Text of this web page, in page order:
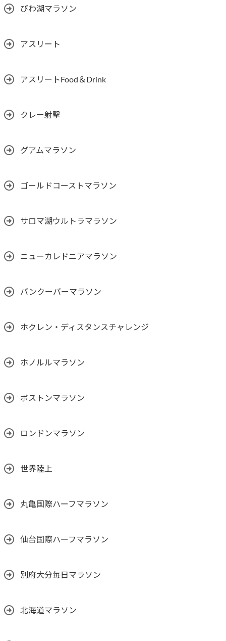
びわ湖マラソン
アスリート
アスリートFood＆Drink
クレー射撃
グアムマラソン
ゴールドコーストマラソン
サロマ湖ウルトラマラソン
ニューカレドニアマラソン
バンクーバーマラソン
ホクレン・ディスタンスチャレンジ
ホノルルマラソン
ボストンマラソン
ロンドンマラソン
世界陸上
丸亀国際ハーフマラソン
仙台国際ハーフマラソン
別府大分毎日マラソン
北海道マラソン